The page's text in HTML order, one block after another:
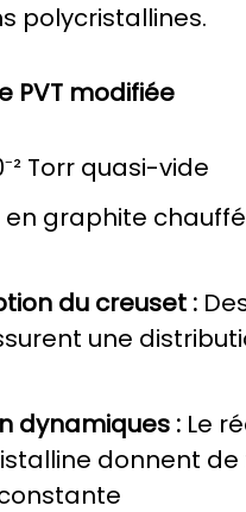
polycristallines.
PVT modifiée
Torr quasi-vide
graphite
du creuset :
une
dynamiques : Le
donnent de